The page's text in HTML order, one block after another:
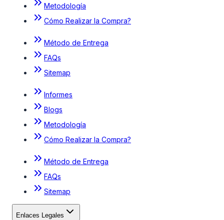
Metodología
Cómo Realizar la Compra?
Método de Entrega
FAQs
Sitemap
Informes
Blogs
Metodología
Cómo Realizar la Compra?
Método de Entrega
FAQs
Sitemap
Enlaces Legales